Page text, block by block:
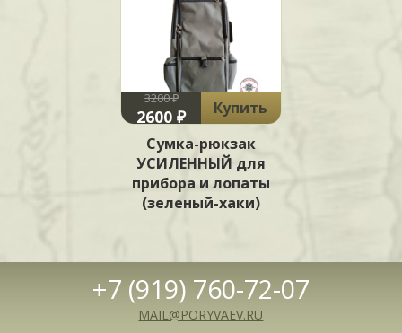
3200 ₽
2600 ₽
Купить
Сумка-рюкзак
УСИЛЕННЫЙ для
прибора и лопаты
(зеленый-хаки)
+7 (919) 760-72-07
MAIL@PORYVAEV.RU